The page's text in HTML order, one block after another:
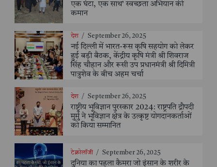
एक घंटा, एक साथ’ स्वच्छता अभियान की
कमान
देश / September 26, 2025
नई दिल्ली में भारत-रूस कृषि सहयोग को लेकर
हुई बड़ी बैठक, केंद्रीय कृषि मंत्री श्री शिवराज
सिंह चौहान और रूसी उप प्रधानमंत्री श्री दिमित्री
पात्रुशेव के बीच अहम चर्चा
देश / September 26, 2025
राष्ट्रीय भूविज्ञान पुरस्कार 2024: राष्ट्रपति द्रौपदी
मुर्मु ने भूविज्ञान क्षेत्र के उत्कृष्ट योगदानकर्ताओं
को किया सम्मानित
टेक्नोलॉजी / September 26, 2025
दुनिया का पहला कैमरा जो इंसान के शरीर के